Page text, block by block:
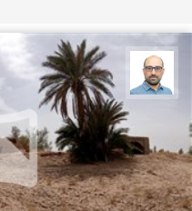
بابک ارجمندی